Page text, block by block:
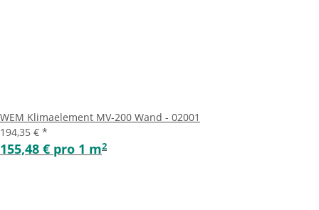
WEM Klimaelement MV-200 Wand - 02001
194,35 € *
155,48 € pro 1 m2